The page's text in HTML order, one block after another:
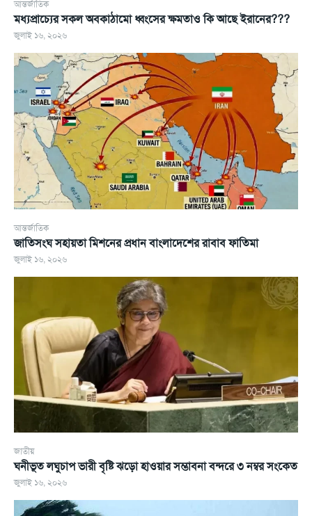
আন্তর্জাতিক
মধ্যপ্রাচ্যের সকল অবকাঠামো ধ্বংসের ক্ষমতাও কি আছে ইরানের???
জুলাই ১৬, ২০২৬
আন্তর্জাতিক
জাতিসংঘ সহায়তা মিশনের প্রধান বাংলাদেশের রাবাব ফাতিমা
জুলাই ১৬, ২০২৬
জাতীয়
ঘনীভূত লঘুচাপ ভারী বৃষ্টি ঝড়ো হাওয়ার সম্ভাবনা বন্দরে ৩ নম্বর সংকেত
জুলাই ১৬, ২০২৬